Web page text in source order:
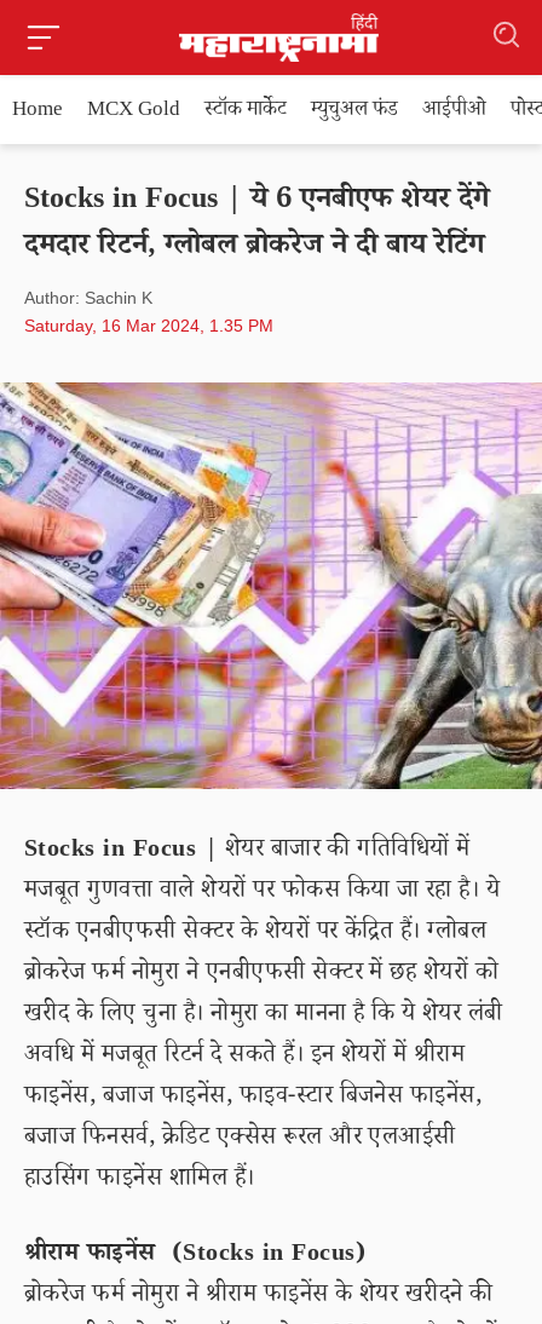
Home MCX Gold स्टॉक मार्केट म्युचुअल फंड आईपीओ
Stocks in Focus | ये 6 एनबीएफ शेयर देंगे
दमदार रिटर्न, ग्लोबल ब्रोकरेज ने दी बाय रेटिंग
Author: Sachin K
Saturday, 16 Mar 2024, 1.35 PM
Stocks in Focus | शेयर बाजार की गतिविधियों में
मजबूत गुणवत्ता वाले शेयरों पर फोकस किया जा रहा है। ये
स्टॉक एनबीएफसी सेक्टर के शेयरों पर केंद्रित हैं। ग्लोबल
ब्रोकरेज फर्म नोमुरा ने एनबीएफसी सेक्टर में छह शेयरों को
खरीद के लिए चुना है। नोमुरा का मानना है कि ये शेयर लंबी
अवधि में मजबूत रिटर्न दे सकते हैं। इन शेयरों में श्रीराम
फाइनेंस, बजाज फाइनेंस, फाइव-स्टार बिजनेस फाइनेंस,
बजाज फिनसर्व, क्रेडिट एक्सेस रूरल और एलआईसी
हाउसिंग फाइनेंस शामिल हैं।
श्रीराम फाइनेंस (Stocks in Focus)
ब्रोकरेज फर्म नोमुरा ने श्रीराम फाइनेंस के शेयर खरीदने की